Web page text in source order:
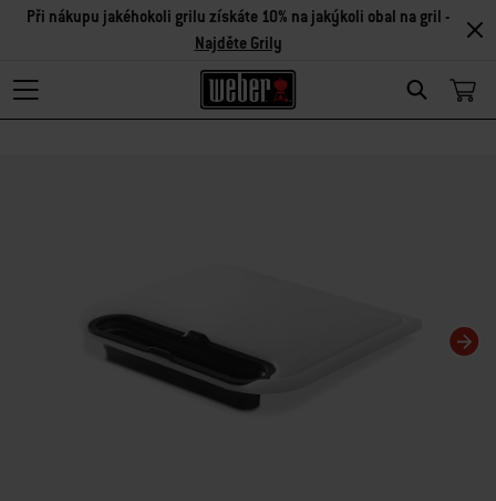
Search
Při nákupu jakéhokoli grilu získáte 10% na jakýkoli obal na gril -
Najděte Grily